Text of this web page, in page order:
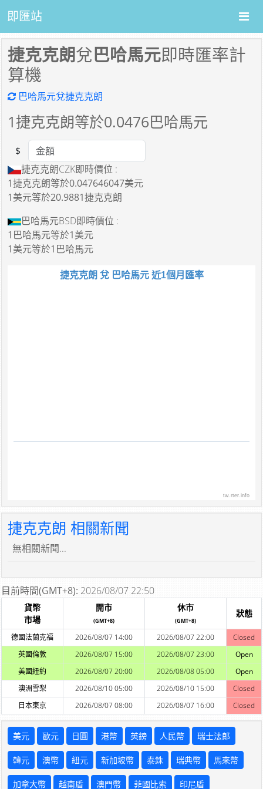
即匯站
捷克克朗兌巴哈馬元即時匯率計
算機
巴哈馬元兌捷克克朗
1捷克克朗等於0.0476巴哈馬元
Amount
$
捷克克朗CZK即時價位 :
1捷克克朗等於0.047646047美元
1美元等於20.9881捷克克朗
巴哈馬元BSD即時價位 :
1巴哈馬元等於1美元
1美元等於1巴哈馬元
捷克克朗 兌 巴哈馬元 近1個月匯率
tw.rter.info
捷克克朗 相關新聞
無相關新聞...
目前時間(GMT+8): 2026/08/07 22:50
貨幣
市場
開市
(GMT+8)
休市
(GMT+8)
狀態
德國法蘭克福 2026/08/07 14:00 2026/08/07 22:00
Closed
英國倫敦
2026/08/07 15:00 2026/08/07 23:00
Open
美國紐約
2026/08/07 20:00 2026/08/08 05:00
Open
澳洲雪梨
2026/08/10 05:00 2026/08/10 15:00
Closed
日本東京
2026/08/07 08:00 2026/08/07 16:00 Closed
美元 歐元 日圓 港幣 英鎊 人民幣 瑞士法郎
韓元 澳幣 紐元 新加坡幣 泰銖 瑞典幣 馬來幣
加拿大幣 越南盾 澳門幣 菲國比索 印尼盾